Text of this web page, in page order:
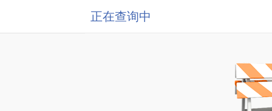
正在查询中